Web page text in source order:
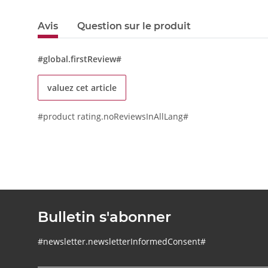
Avis Question sur le produit
#global.firstReview#
valuez cet article
#product rating.noReviewsInAllLang#
Bulletin s'abonner
#newsletter.newsletterInformedConsent#